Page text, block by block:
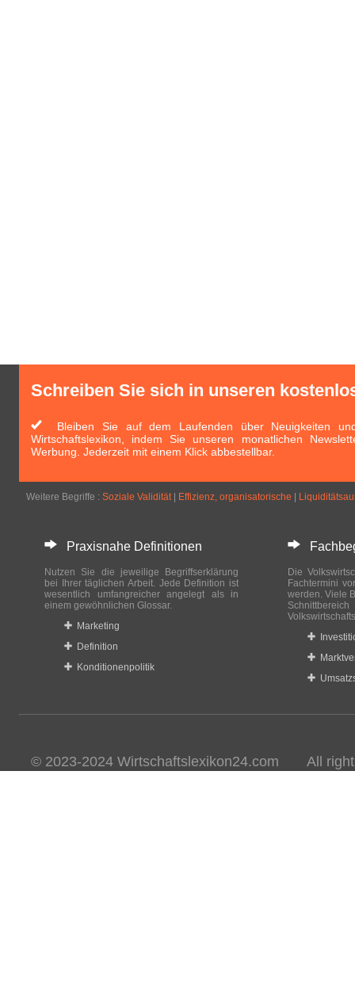
Schreiben Sie sich in unseren
Bleiben Sie auf dem Laufenden über Neuigkeiten
Wirtschaftslexikon, indem Sie unseren monatlichen
Werbung. Jederzeit mit einem Klick abbestellbar.
Weitere Begriffe : Soziale Validität| Effizienz, organisatorische
Praxisnahe Definitionen
Nutzen Sie die jeweilige Begriffserklärung
bei Ihrer täglichen Arbeit. Jede Definition ist
wesentlich umfangreicher angelegt als in
einem gewöhnlichen Glossar.
Marketing
Definition
Konditionenpolitik
Die
Fachtermini
werden. Viele
© 2023-2024 Wirtschaftslexikon24.com All